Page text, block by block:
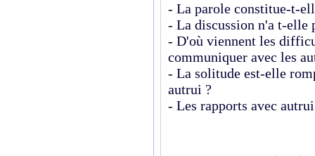
- La parole constitue-t-
- La discussion n'a t-elle
- D'où viennent les
communiquer avec les
- La solitude est-elle
autrui ?
- Les rapports avec